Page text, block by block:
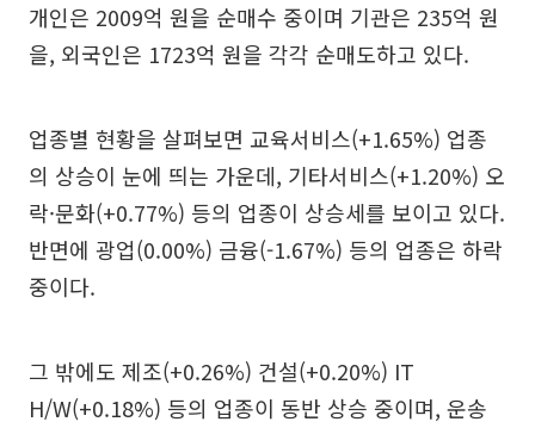
개인은 2009억 원을 순매수 중이며 기관은 235억 원
을, 외국인은 1723억 원을 각각 순매도하고 있다.
업종별 현황을 살펴보면 교육서비스(+1.65%) 업종
의 상승이 눈에 띄는 가운데, 기타서비스(+1.20%) 오
락·문화(+0.77%) 등의 업종이 상승세를 보이고 있다.
반면에 광업(0.00%) 금융(-1.67%) 등의 업종은 하락
중이다.
그 밖에도 제조(+0.26%) 건설(+0.20%) IT
H/W(+0.18%) 등의 업종이 동반 상승 중이며, 운송